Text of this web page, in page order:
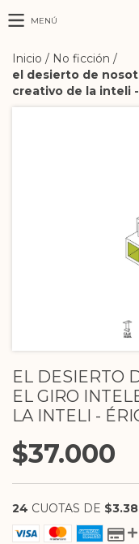
MENÚ
Inicio / No ficción /
el desierto de
creativo de la inteli
EL DESIERTO
EL GIRO
LA INTELI -
$37.000
24 CUOTAS DE